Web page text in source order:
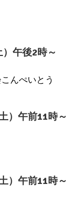
午後2時～
んぺいとう
）午前11時～
）午前11時～